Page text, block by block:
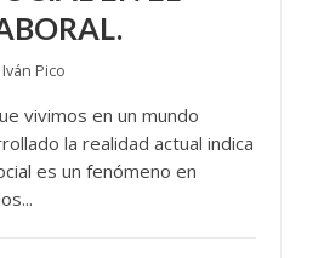
Iván Pico
vivimos en un mundo
la realidad actual indica
es un fenómeno en